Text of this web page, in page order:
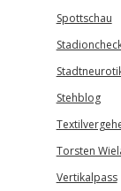
Spottschau
Stehblog
Torsten
Vertikalpass